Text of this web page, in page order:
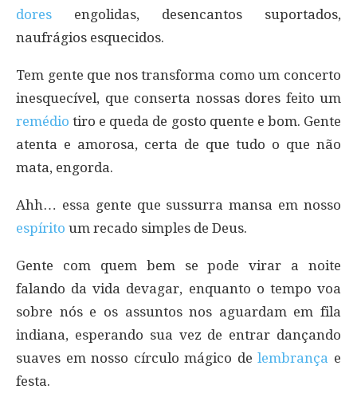
dores engolidas, desencantos suportados,
naufrágios esquecidos.
Tem gente que nos transforma como um concerto
inesquecível, que conserta nossas dores feito um
remédiotiro e queda de gosto quente e bom. Gente
atenta e amorosa, certa de que tudo o que não
mata, engorda.
Ahh… essa gente que sussurra mansa em nosso
espírito um recado simples de Deus.
Gente com quem bem se pode virar a noite
falando da vida devagar, enquanto o tempo voa
sobre nós e os assuntos nos aguardam em fila
indiana, esperando sua vez de entrar dançando
suaves em nosso círculo mágico delembrança e
festa.